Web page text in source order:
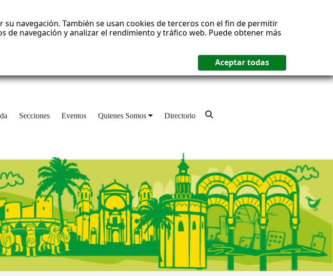
navegación. También se usan cookies de terceros con el fin de permitir
de navegación y analizar el rendimiento y tráfico web. Puede obtener más
Secciones Eventos Quienes Somos Directorio